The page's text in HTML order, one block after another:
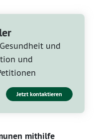
und
und
Jetzt kontaktieren
mithilfe